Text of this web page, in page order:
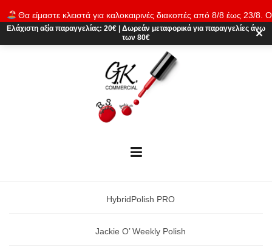
Θα είμαστε κλειστά για καλοκαιρινές διακοπές από 8/8 έως 23/8.
παραγγελίες θα εκτελούνται ξανά από 24/8. Καλό καλοκαίρι!
content
Ελάχιστη αξία παραγγελίας: 20€ Δωρεάν μεταφορικά για παραγγελίες άνω
των 80€
✕
HybridPolish PRO
Jackie O’ Weekly Polish